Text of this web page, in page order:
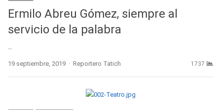
Ermilo Abreu Gómez, siempre al
servicio de la palabra
19 septiembre, 2019 Author
Reportero Tatich 1737